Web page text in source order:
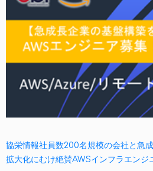
協栄情報社員数200名規模の会社と急
拡大化にむけ絶賛AWSインフラエンジ